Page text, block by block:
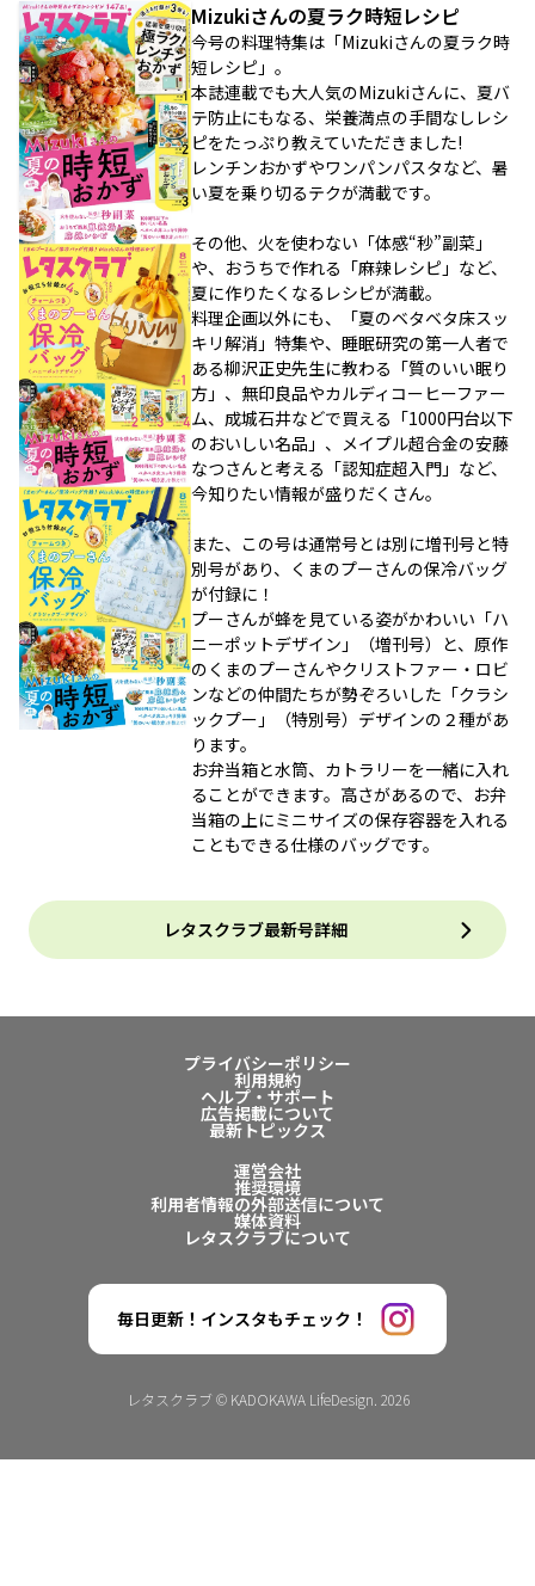
Mizukiさんの夏ラク時短レシピ
今号の料理特集は「Mizukiさんの夏ラク時
短レシピ」。
本誌連載でも大人気のMizukiさんに、夏バ
テ防止にもなる、栄養満点の手間なしレシ
ピをたっぷり教えていただきました!
レンチンおかずやワンパンパスタなど、暑
い夏を乗り切るテクが満載です。
その他、火を使わない「体感“秒”副菜」
や、おうちで作れる「麻辣レシピ」など、
夏に作りたくなるレシピが満載。
料理企画以外にも、「夏のベタベタ床スッ
キリ解消」特集や、睡眠研究の第一人者で
ある柳沢正史先生に教わる「質のいい眠り
方」、無印良品やカルディコーヒーファー
ム、成城石井などで買える「1000円台以下
のおいしい名品」、メイプル超合金の安藤
なつさんと考える「認知症超入門」など、
今知りたい情報が盛りだくさん。
また、この号は通常号とは別に増刊号と特
別号があり、くまのプーさんの保冷バッグ
が付録に！
プーさんが蜂を見ている姿がかわいい「ハ
ニーポットデザイン」（増刊号）と、原作
のくまのプーさんやクリストファー・ロビ
ンなどの仲間たちが勢ぞろいした「クラシ
ックプー」（特別号）デザインの２種があ
ります。
お弁当箱と水筒、カトラリーを一緒に入れ
ることができます。高さがあるので、お弁
当箱の上にミニサイズの保存容器を入れる
こともできる仕様のバッグです。
レタスクラブ最新号詳細
プライバシーポリシー
利用規約
ヘルプ・サポート
広告掲載について
最新トピックス
運営会社
推奨環境
利用者情報の外部送信について
媒体資料
レタスクラブについて
毎日更新！インスタもチェック！
レタスクラブ © KADOKAWA LifeDesign. 2026